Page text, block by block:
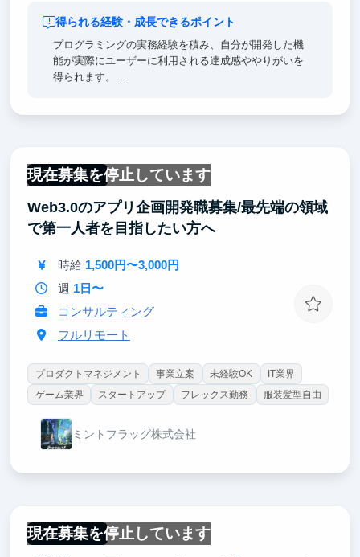
得られる経験・成長できるポイント
プログラミングの実務経験を積み、自分が開発した機
能が実際にユーザーに利用される達成感ややりがいを
得られます。
また、少人数のチームなので、一人ひとりの意見が開
発に反映されやすい環境が整っています。自ら考え発
言する力も自然と身に付き、成長を実感できるポジシ
ョンです。
現在募集を停止しています
フルリモート
Web3.0のアプリ企画開発職募集/最先端の領域
で第一人者を目指したい方へ
時給 1,500円〜3,000円
週 1日〜
コンサルティング
フルリモート
プロダクトマネジメント 事業立案 未経験OK
IT業界
ゲーム業界
スタートアップ フレックス勤務 服装髪型自由
ミントフラッグ株式会社
現在募集を停止しています
フルリモート